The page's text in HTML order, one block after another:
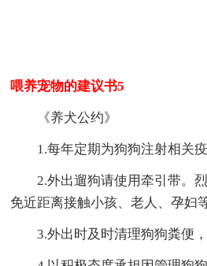
喂养宠物的建议书5
《养犬公约》
1.每年定期为狗狗注射相关
2.外出遛狗请使用牵引带。
免近距离接触小孩、老人、孕妇
3.外出时及时清理狗狗粪便